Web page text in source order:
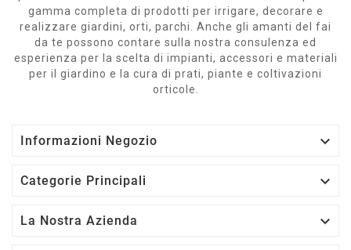
gamma completa di prodotti per irrigare, decorare e
realizzare giardini, orti, parchi. Anche gli amanti del fai
da te possono contare sulla nostra consulenza ed
esperienza per la scelta di impianti, accessori e materiali
per il giardino e la cura di prati, piante e coltivazioni
orticole.
Informazioni Negozio 
Categorie Principali 
La Nostra Azienda 